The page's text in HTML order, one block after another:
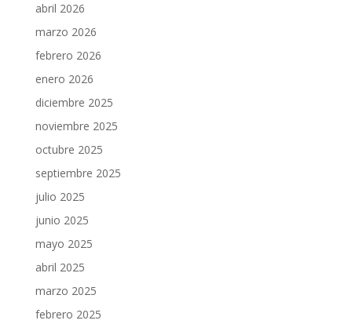
abril 2026
marzo 2026
febrero 2026
enero 2026
diciembre 2025
noviembre 2025
octubre 2025
septiembre 2025
julio 2025
junio 2025
mayo 2025
abril 2025
marzo 2025
febrero 2025